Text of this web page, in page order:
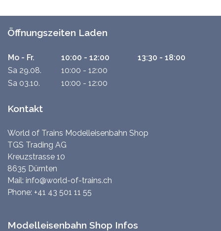
Öffnungszeiten Laden
Mo - Fr. 10:00 - 12:00
13:30 - 18:00
Sa 29.08.
10:00 - 12:00
Sa 03.10.
10:00 - 12:00
Kontakt
World of Trains Modelleisenbahn Shop
TGS Trading AG
Kreuzstrasse 10
8635 Dürnten
Mail: info@world-of-trains.ch
Phone: +41 43 501 11 55
Modelleisenbahn Shop Infos